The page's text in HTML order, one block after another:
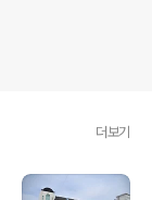
더보기